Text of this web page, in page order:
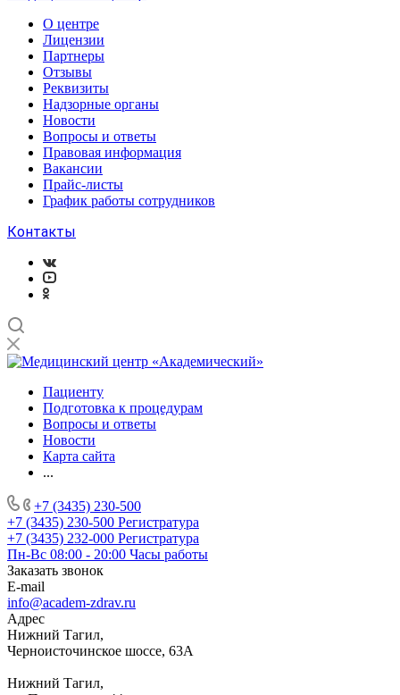
О центре
Лицензии
Партнеры
Отзывы
Реквизиты
Надзорные органы
Новости
Вопросы и ответы
Правовая информация
Вакансии
Прайс-листы
График работы сотрудников
Контакты
Пациенту
Подготовка к процедурам
Вопросы и ответы
Новости
Карта сайта
...
+7 (3435) 230-500
+7 (3435) 230-500 Регистратура
+7 (3435) 232-000 Регистратура
Пн-Вс 08:00 - 20:00 Часы работы
Заказать звонок
E-mail
info@academ-zdrav.ru
Адрес
Нижний Тагил,
Черноисточинское шоссе, 63А
Нижний Тагил,